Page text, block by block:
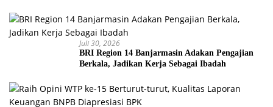
Juli 30, 2026
BRI Region 14 Banjarmasin Adakan Pengajian
Berkala, Jadikan Kerja Sebagai Ibadah